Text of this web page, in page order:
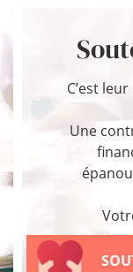
C’est
Une